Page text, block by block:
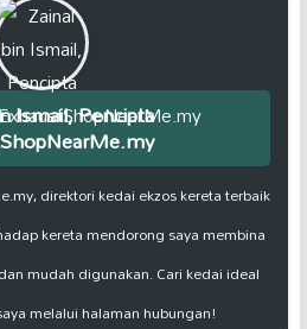
Ismail, Pencipta
direktori kedai ekzos kereta terbaik
kereta mendorong saya membina
mudah digunakan. Cari kedai ideal
melalui halaman hubungan!